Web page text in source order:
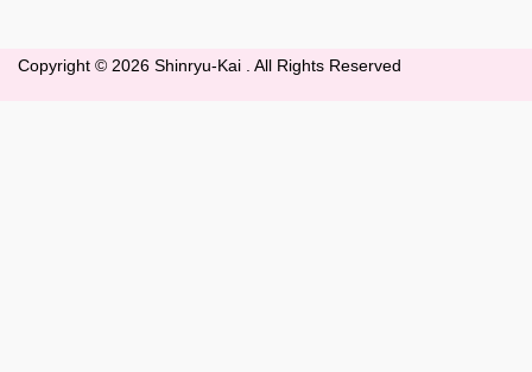
Copyright © 2026 Shinryu-Kai . All Rights Reserved